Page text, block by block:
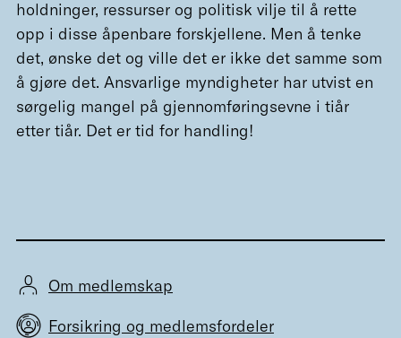
holdninger, ressurser og politisk vilje til å rette
opp i disse åpenbare forskjellene. Men å tenke
det, ønske det og ville det er ikke det samme som
å gjøre det. Ansvarlige myndigheter har utvist en
sørgelig mangel på gjennomføringsevne i tiår
etter tiår. Det er tid for handling!
Om medlemskap
Forsikring og medlemsfordeler